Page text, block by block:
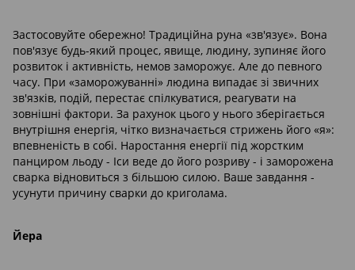
Застосовуйте обережно! Традиційна руна «зв'язує». Вона
пов'язує будь-який процес, явище, людину, зупиняє його
розвиток і активність, немов заморожує. Але до певного
часу. При «заморожуванні» людина випадає зі звичних
зв'язків, подій, перестає спілкуватися, реагувати на
зовнішні фактори. За рахунок цього у нього зберігається
внутрішня енергія, чітко визначається стрижень його «я»:
впевненість в собі. Наростання енергії під жорстким
панциром льоду - Іси веде до його розриву - і заморожена
сварка відновиться з більшою силою. Ваше завдання -
усунути причину сварки до криголама.
Йера